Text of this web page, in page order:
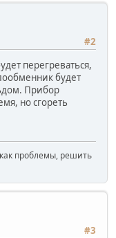
#2
перегреваться,
будет
Прибор
но сгореть
проблемы, решить
#3